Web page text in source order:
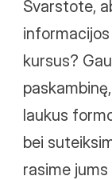
Svarstote,
kursus?
laukus
bei
rasime